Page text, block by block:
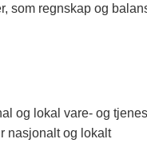
som regnskap og
og lokal vare- og
nasjonalt og lokalt